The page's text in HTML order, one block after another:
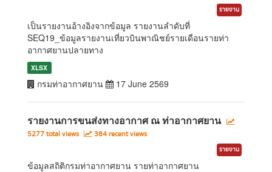
รายงาน
เป็นรายงานอ้างอิงจากข้อมูล รายงานลำดับที่
SEQ19_ข้อมูลรายงานเที่ยวบินพาณิชย์รายเดือนรายท่า
อากาศยานปลายทาง
XLSX
กรมท่าอากาศยาน 17 June 2569
รายงานการขนส่งทางอากาศ ณ ท่าอากาศยาน
5277 total views 384 recent views
รายงาน
ข้อมูลสถิติกรมท่าอากาศยาน รายท่าอากาศยาน